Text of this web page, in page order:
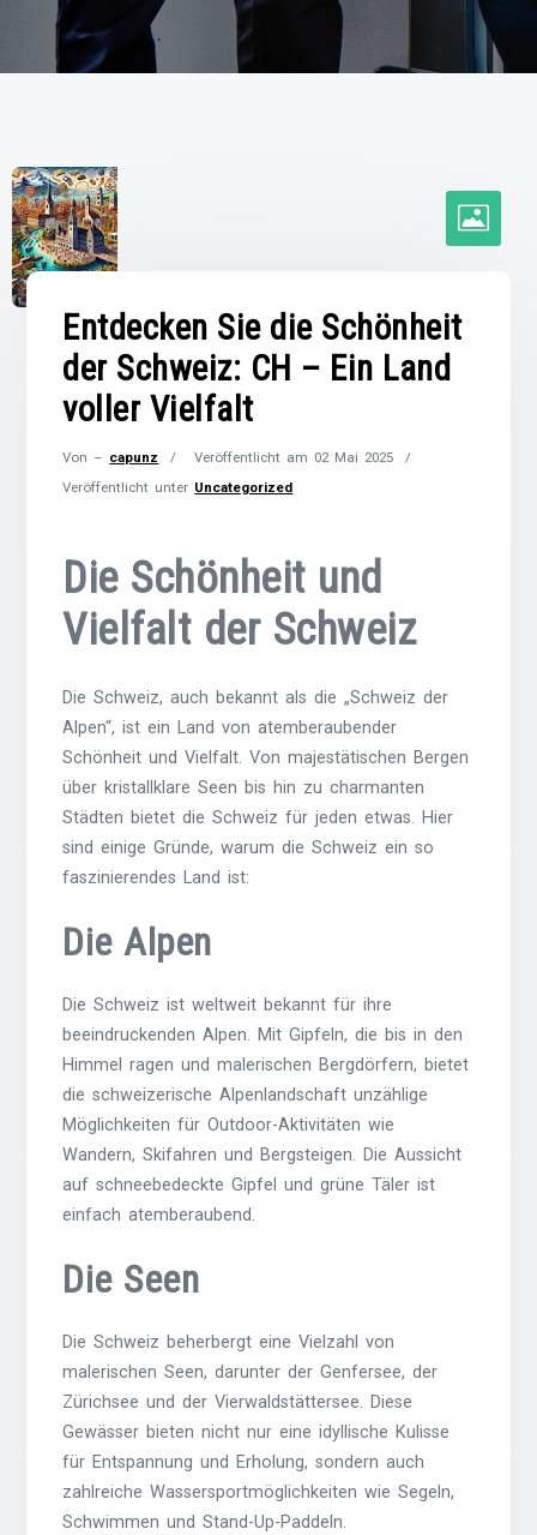
Entdecken Sie die Schönheit
der Schweiz: CH – Ein Land
voller Vielfalt
Von – capunz Veröffentlicht am 02 Mai 2025
Veröffentlicht unter Uncategorized
Die Schönheit und
Vielfalt der Schweiz
Die Schweiz, auch bekannt als die „Schweiz der
Alpen“, ist ein Land von atemberaubender
Schönheit und Vielfalt. Von majestätischen Bergen
über kristallklare Seen bis hin zu charmanten
Städten bietet die Schweiz für jeden etwas. Hier
sind einige Gründe, warum die Schweiz ein so
faszinierendes Land ist:
Die Alpen
Die Schweiz ist weltweit bekannt für ihre
beeindruckenden Alpen. Mit Gipfeln, die bis in den
Himmel ragen und malerischen Bergdörfern, bietet
die schweizerische Alpenlandschaft unzählige
Möglichkeiten für Outdoor-Aktivitäten wie
Wandern, Skifahren und Bergsteigen. Die Aussicht
auf schneebedeckte Gipfel und grüne Täler ist
einfach atemberaubend.
Die Seen
Die Schweiz beherbergt eine Vielzahl von
malerischen Seen, darunter der Genfersee, der
Zürichsee und der Vierwaldstättersee. Diese
Gewässer bieten nicht nur eine idyllische Kulisse
für Entspannung und Erholung, sondern auch
zahlreiche Wassersportmöglichkeiten wie Segeln,
Schwimmen und Stand-Up-Paddeln.